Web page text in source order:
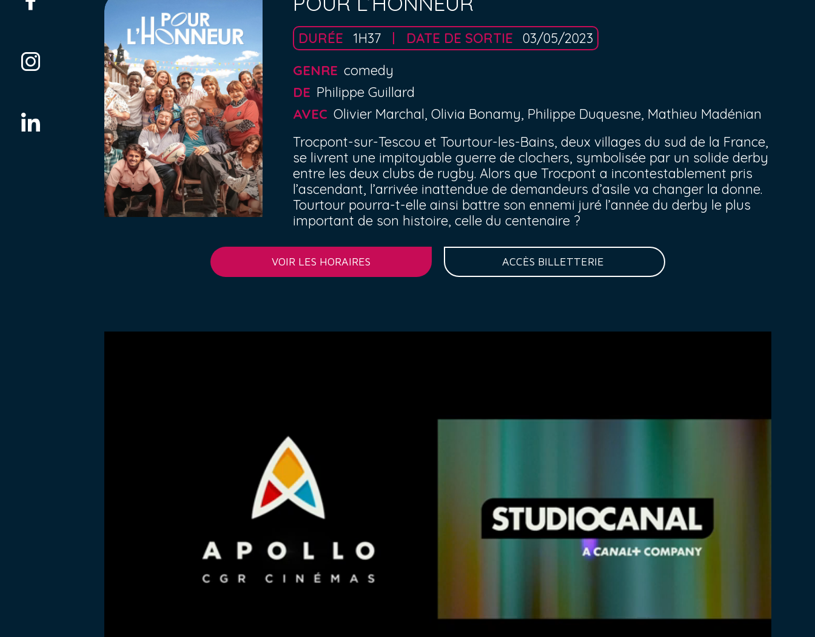
DURÉE 1H37 DATE DE SORTIE
03/05/2023
GENRE comedy
DE Philippe Guillard
AVEC Olivier Marchal, Olivia Bonamy, Philippe Duquesne, Mathieu Madénian
Trocpont-sur-Tescou et Tourtour-les-Bains, deux villages du sud de la France,
se livrent une impitoyable guerre de clochers, symbolisée par un solide derby
entre les deux clubs de rugby. Alors que Trocpont a incontestablement pris
l’ascendant, l’arrivée inattendue de demandeurs d’asile va changer la donne.
Tourtour pourra-t-elle ainsi battre son ennemi juré l’année du derby le plus
important de son histoire, celle du centenaire ?
VOIR LES HORAIRES ACCÈS BILLETTERIE